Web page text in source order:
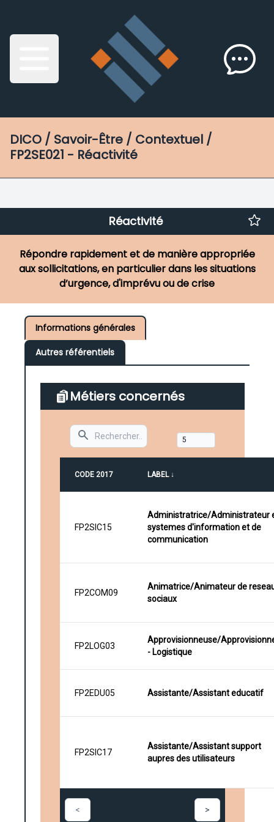
DICO / Savoir-Être / Contextuel /
FP2SE021 - Réactivité
Réactivité
Répondre rapidement et de manière appropriée
aux sollicitations, en particulier dans les situations
d’urgence, d'imprévu ou de crise
Informations générales
Autres référentiels
Métiers concernés
Search
CODE 2017 LABEL ↓
FP2SIC15
Administratrice/Administrateur
systemes d'information et de
communication
FP2COM09
Animatrice/Animateur de
sociaux
FP2LOG03
Approvisionneuse/
- Logistique
FP2EDU05 Assistante/Assistant educatif
FP2SIC17
Assistante/Assistant support
aupres des utilisateurs
< >